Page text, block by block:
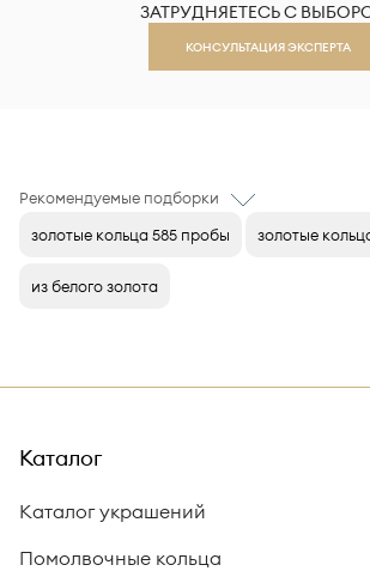
ЗАТРУДНЯЕТЕСЬ С
КОНСУЛЬТАЦИЯ ЭКСПЕРТА
Рекомендуемые подборки
золотые кольца 585 пробы
золотые
из белого золота
Каталог
Каталог украшений
Помолвочные кольца